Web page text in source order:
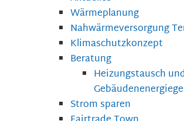
Wärmeplanung
Nahwärmeversorgung
Klimaschutzkonzept
Beratung
Heizungstausch
Strom sparen